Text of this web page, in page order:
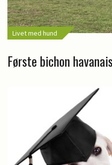
Livet med hund
Første bichon